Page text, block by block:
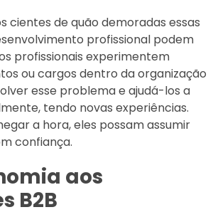
cientes de quão demoradas essas
profissional podem
profissionais experimentem
ou cargos dentro da organização
esse problema e ajudá-los a
tendo novas experiências.
a hora, eles possam assumir
confiança.
aos
B2B